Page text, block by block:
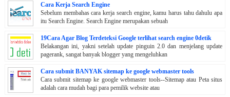
Cara Kerja Search Engine
Sebelum membahas cara kerja search engine, kamu harus tahu dahulu apa
itu Search Engine. Search Engine merupakan sebuah
19Cara Agar Blog Terdeteksi Google terlihat search engine 0detik
Belakangan ini, yakni setelah update pinguin 2.0 dan menjelang update
pagerank, sangat banyak blogger yang mengeluhkan
Cara submit BANYAK sitemap ke google webmaster tools
Cara submit sitemap ke google webmaster tools--Sitemap atau Peta situs
adalah cara mudah bagi para pemilik website atau